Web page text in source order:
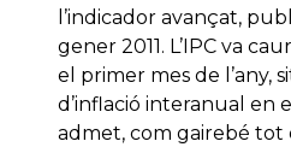
l’indicador avançat,
gener 2011. L’IPC va
el primer mes de l’any,
d’inflació interanual en
admet, com gairebé tot